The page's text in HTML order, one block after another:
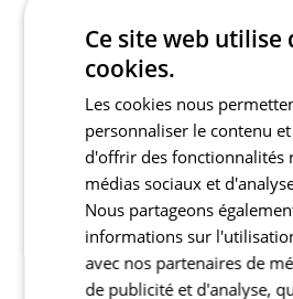
Ce site web utilise
cookies.
Les cookies nous
personnaliser le contenu
d'offrir des fonctionnalités
médias sociaux et
Nous partageons
informations sur
avec nos partenaires de
de publicité et d'analyse,